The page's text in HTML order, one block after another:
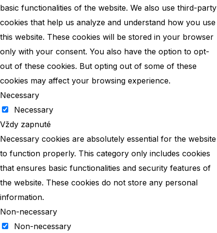
basic functionalities of the website. We also use third-party
cookies that help us analyze and understand how you use
this website. These cookies will be stored in your browser
only with your consent. You also have the option to opt-
out of these cookies. But opting out of some of these
cookies may affect your browsing experience.
Necessary
Necessary
Vždy zapnuté
Necessary cookies are absolutely essential for the website
to function properly. This category only includes cookies
that ensures basic functionalities and security features of
the website. These cookies do not store any personal
information.
Non-necessary
Non-necessary